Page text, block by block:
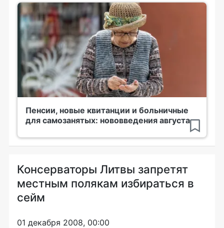
Пенсии, новые квитанции и больничные
для самозанятых: нововведения августа
Консерваторы Литвы запретят
местным полякам избираться в
сейм
01 декабря 2008, 00:00